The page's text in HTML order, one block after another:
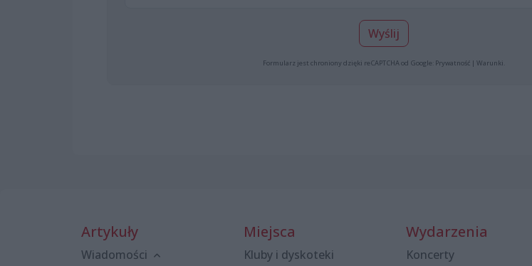
Wyślij
Formularz jest chroniony dzięki reCAPTCHA od Google: Prywatność| Warunki
Artykuły
Wiadomości
Miejsca
Kluby i dyskoteki
Wydarzenia
Koncerty